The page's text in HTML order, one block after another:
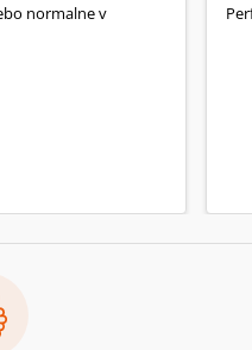
normalne v